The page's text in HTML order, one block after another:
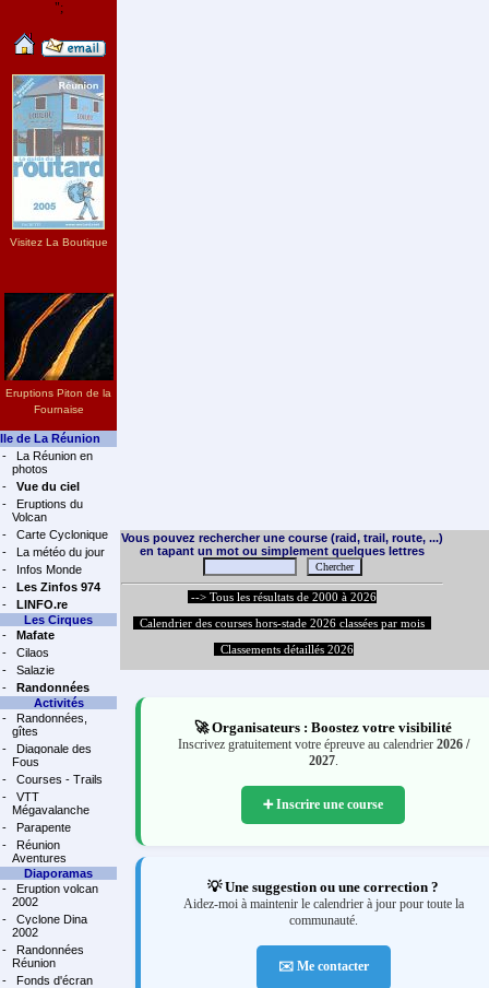
";
Visitez La Boutique
Eruptions Piton de la
Fournaise
Ile de La Réunion
-
La Réunion en
photos
-
Vue du ciel
-
Eruptions du
Volcan
-
Carte Cyclonique
-
La météo du jour
-
Infos Monde
-
Les Zinfos 974
-
LINFO.re
Les Cirques
-
Mafate
-
Cilaos
-
Salazie
-
Randonnées
Activités
-
Randonnées,
gîtes
-
Diagonale des
Fous
-
Courses - Trails
-
VTT
Mégavalanche
-
Parapente
-
Réunion
Aventures
Diaporamas
-
Eruption volcan
2002
-
Cyclone Dina
2002
-
Randonnées
Réunion
-
Fonds d'écran
Vous pouvez rechercher une course (raid, trail, route, ...)
en tapant un mot ou simplement quelques lettres
--> Tous les résultats de 2000 à 2026
Calendrier des courses hors-stade 2026 classées par mois
Classements détaillés 2026
🚀 Organisateurs : Boostez votre visibilité
Inscrivez gratuitement votre épreuve au calendrier 2026 /
2027.
➕ Inscrire une course
💡 Une suggestion ou une correction ?
Aidez-moi à maintenir le calendrier à jour pour toute la
communauté.
✉️ Me contacter